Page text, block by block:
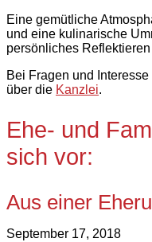
Eine gemütliche
und eine kulinarische
persönliches
Bei Fragen und
über die Kanzlei.
Ehe- und
sich vor:
Aus einer
September 17, 2018